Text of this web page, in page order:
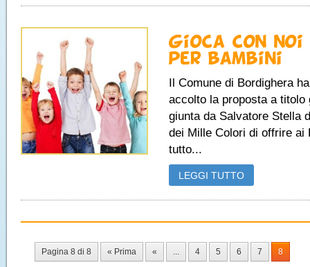
Gioca con noi
per bambini
Il Comune di Bordighera
accolto la proposta a titolo
giunta da Salvatore Stella
dei Mille Colori di offrire ai
tutto...
LEGGI TUTTO
Pagina 8 di 8 « Prima « ... 4 5 6 7 8